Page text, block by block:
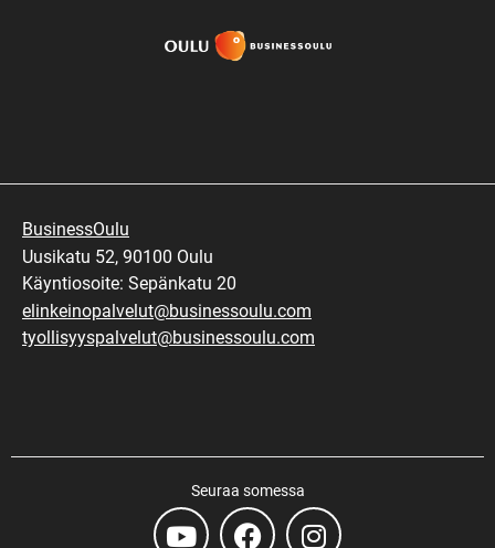
BusinessOulu
Uusikatu 52, 90100 Oulu
Käyntiosoite: Sepänkatu 20
elinkeinopalvelut@businessoulu.com
tyollisyyspalvelut@businessoulu.com
Seuraa somessa